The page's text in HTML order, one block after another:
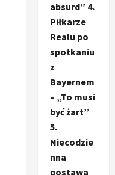
absurd” 4.
Piłkarze
Realu po
spotkaniu
z
Bayernem
– „To musi
być żart”
5.
Niecodzie
nna
postawa